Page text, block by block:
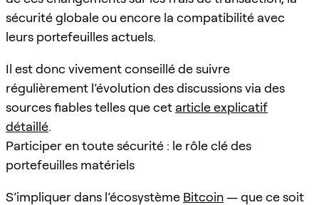
sécurité globale ou encore la compatibilité avec
leurs portefeuilles actuels.
Il est donc vivement conseillé de suivre
régulièrement l’évolution des discussions via des
sources fiables telles que cet article explicatif
détaillé.
Participer en toute sécurité : le rôle clé des
portefeuilles matériels
S’impliquer dans l’écosystème Bitcoin— que ce soit